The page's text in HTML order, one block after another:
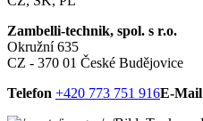
Zambelli-technik, spol. s r.o.
Okružní 635
CZ - 370 01 České Budějovice
Telefon +420 773 751 916E-Mail